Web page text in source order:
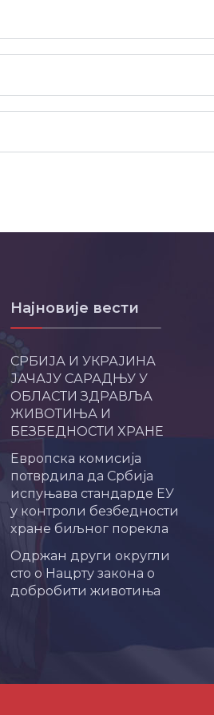
Најновије вести
СРБИЈА И УКРАЈИНА
ЈАЧАЈУ САРАДЊУ У
ОБЛАСТИ ЗДРАВЉА
ЖИВОТИЊА И
БЕЗБЕДНОСТИ ХРАНЕ
Европска комисија
потврдила да Србија
испуњава стандарде ЕУ
у контроли безбедности
хране биљног порекла
Одржан други округли
сто о Нацрту закона о
добробити животиња